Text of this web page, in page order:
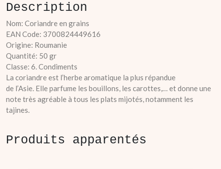
Description
Nom: Coriandre en grains
EAN Code: 3700824449616
Origine: Roumanie
Quantité: 50 gr
Classe: 6. Condiments
La coriandre est l’herbe aromatique la plus répandue
de l’Asie. Elle parfume les bouillons, les carottes,… et donne une
note très agréable à tous les plats mijotés, notamment les
tajines.
Produits apparentés